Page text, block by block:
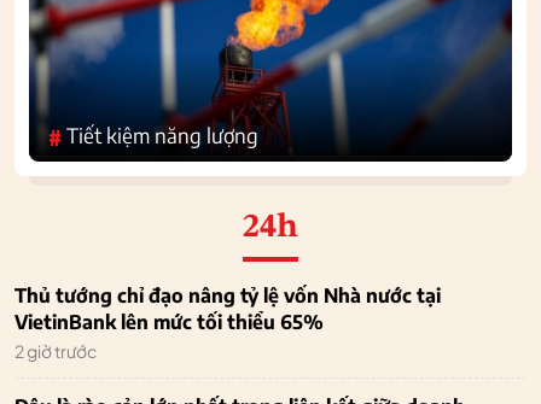
#Tiết kiệm năng lượng
24h
Thủ tướng chỉ đạo nâng tỷ lệ vốn Nhà nước tại
VietinBank lên mức tối thiểu 65%
2 giờ trước